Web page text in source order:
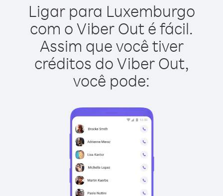
Ligar para Luxemburgo
com o Viber Out é fácil.
Assim que você tiver
créditos do Viber Out,
você pode: